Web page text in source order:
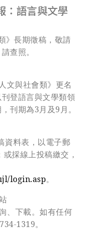
：語言與文學
》長期徵稿，敬請
查照。
文與社會類》更名
登語言與文學類領
刊期為3月及9月。
資料表，以電子郵
或採線上投稿繳交，
login.asp。
、下載。如有任何
1319。